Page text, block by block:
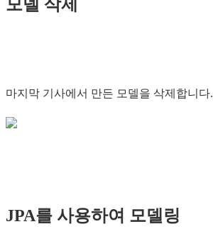
모델 삭제
마지막 기사에서 만든 모델을 삭제합니다.
JPA를 사용하여 모델링